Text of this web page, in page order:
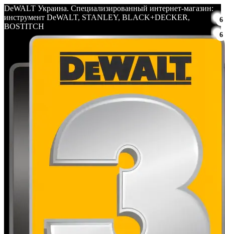
DeWALT Украина. Специализированный интернет-магазин:
инструмент DeWALT, STANLEY, BLACK+DECKER,
BOSTITCH
6
6